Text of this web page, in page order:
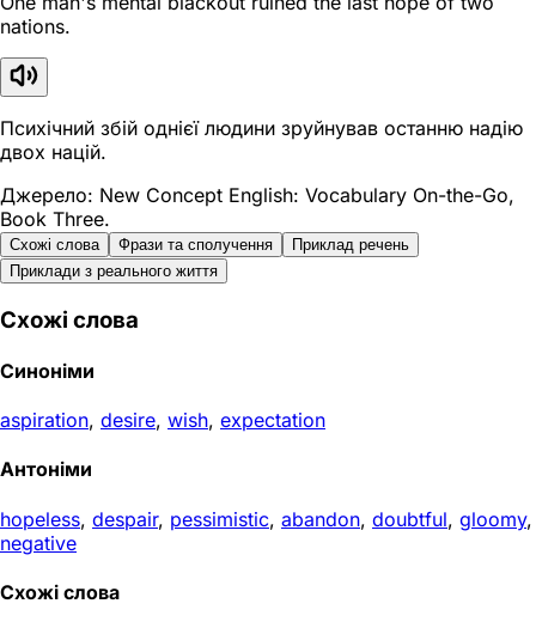
nations.
Психічний збій однієї людини зруйнував останню надію
двох націй.
Джерело: New Concept English: Vocabulary On-the-Go,
Book Three.
Схожі слова Фрази та сполучення
Приклад речень
Приклади з реального життя
Схожі слова
Синоніми
aspiration, desire, wish, expectation
Антоніми
hopeless, despair, pessimistic, abandon, doubtful, gloomy,
negative
Схожі слова